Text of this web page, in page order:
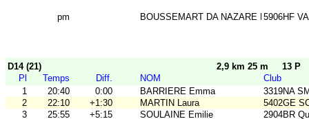
pm BOUSSEMART DA NAZARE Bahia
5906HF
D14 (21) 2,9 km 25 m
13 P
Pl
Temps Diff. NOM
Club
1
20:40 0:00 BARRIERE Emma
3319NA
2
22:10 +1:30 MARTIN Laura
5402GE
3
25:55 +5:15 SOULAINE Emilie
2904BR